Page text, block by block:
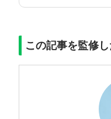
この記事を監修